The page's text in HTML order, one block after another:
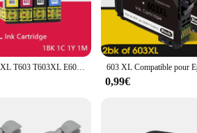
Pour 603XL T603 T603XL E603XL 603 XL cartouche d'encre compatible pour Epson XP-2100 XP-2105 XP-3100 XP-3105 XP-4100 XP-4105 WF-2810
0,99€